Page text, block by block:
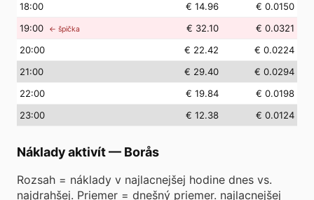
18:00 € 14.96
€ 0.0150
19:00 ← špička € 32.10
€ 0.0321
20:00 € 22.42
€ 0.0224
21:00 € 29.40
€ 0.0294
22:00 € 19.84
€ 0.0198
23:00 € 12.38 € 0.0124
Náklady aktivít— Borås
Rozsah = náklady v najlacnejšej hodine dnes vs.
najdrahšej. Priemer = dnešný priemer. najlacnejšej